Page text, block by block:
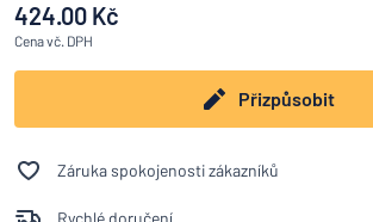
424.00 Kč
Cenavč. DPH
Přizpůsobit
Záruka spokojenosti zákazníků
Rychlé doručení